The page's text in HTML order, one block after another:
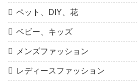
ペット、DIY、花
ベビー、キッズ
メンズファッション
レディースファッション